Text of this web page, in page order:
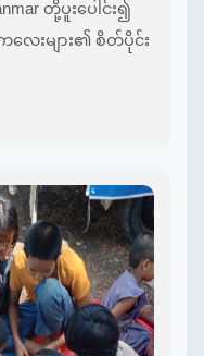
တို့ပူးပေါင်း၍
လေးများ၏ စိတ်ပိုင်း